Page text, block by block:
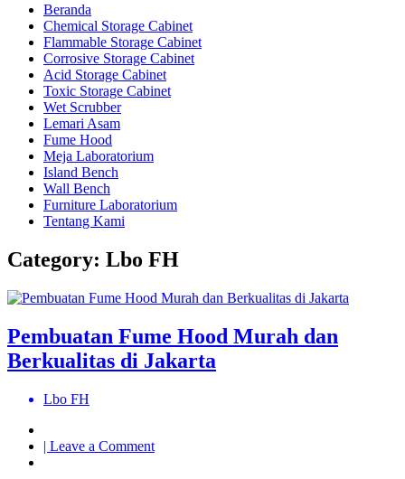
Beranda
Chemical Storage Cabinet
Flammable Storage Cabinet
Corrosive Storage Cabinet
Acid Storage Cabinet
Toxic Storage Cabinet
Wet Scrubber
Lemari Asam
Fume Hood
Meja Laboratorium
Island Bench
Wall Bench
Furniture Laboratorium
Tentang Kami
Category: Lbo FH
Pembuatan Fume Hood Murah dan
Berkualitas di Jakarta
Lbo FH
| Leave a Commenton